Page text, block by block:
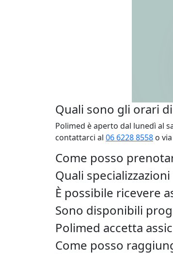
Quali sono gli orari
Polimed è aperto dal lunedì al
contattarci al 06 6228 8558 o
Come posso
Quali
È possibile ricevere
Sono disponibili
Polimed accetta
Come posso